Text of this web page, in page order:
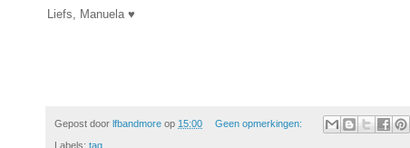
Liefs, Manuela ♥︎
Gepost door lfbandmore op 15:00 Geen opmerkingen:
Labels: tag